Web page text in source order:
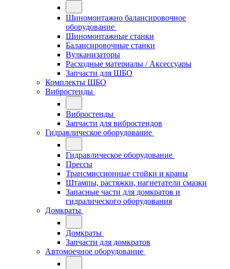
Шиномонтажно балансировочное
оборудование
Шиномонтажные станки
Балансировочные станки
Вулканизаторы
Расходные материалы / Аксессуары
Запчасти для ШБО
Комплекты ШБО
Вибростенды
Вибростенды
Запчасти для вибростендов
Гидравлическое оборудование
Гидравлическое оборудование
Прессы
Трансмиссионные стойки и краны
Штампы, растяжки, нагнетатели смазки
Запасные части для домкратов и
гидралического оборудования
Домкраты
Домкраты
Запчасти для домкратов
Автомоечное оборудование